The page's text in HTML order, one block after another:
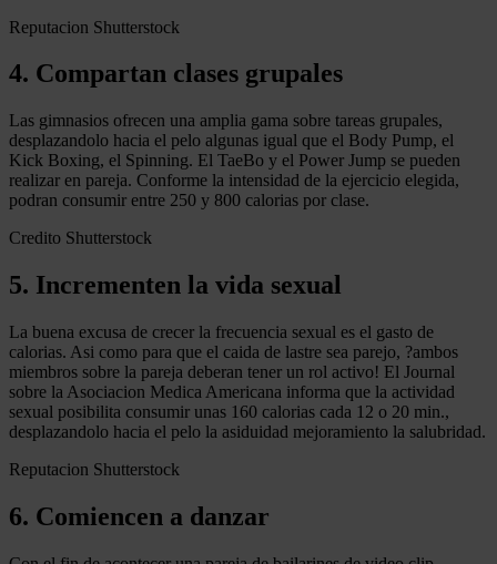
Reputacion Shutterstock
4. Compartan clases grupales
Las gimnasios ofrecen una amplia gama sobre tareas grupales,
desplazandolo hacia el pelo algunas igual que el Body Pump, el
Kick Boxing, el Spinning. El TaeBo y el Power Jump se pueden
realizar en pareja. Conforme la intensidad de la ejercicio elegida,
podran consumir entre 250 y 800 calorias por clase.
Credito Shutterstock
5. Incrementen la vida sexual
La buena excusa de crecer la frecuencia sexual es el gasto de
calorias. Asi como para que el caida de lastre sea parejo, ?ambos
miembros sobre la pareja deberan tener un rol activo! El Journal
sobre la Asociacion Medica Americana informa que la actividad
sexual posibilita consumir unas 160 calorias cada 12 o 20 min.,
desplazandolo hacia el pelo la asiduidad mejoramiento la salubridad.
Reputacion Shutterstock
6. Comiencen a danzar